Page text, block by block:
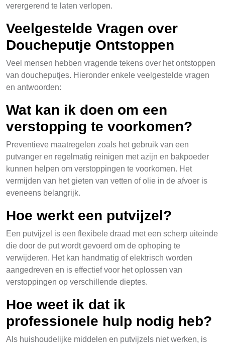
verergerend te laten verlopen.
Veelgestelde Vragen over
Doucheputje Ontstoppen
Veel mensen hebben vragende tekens over het ontstoppen
van doucheputjes. Hieronder enkele veelgestelde vragen
en antwoorden:
Wat kan ik doen om een
verstopping te voorkomen?
Preventieve maatregelen zoals het gebruik van een
putvanger en regelmatig reinigen met azijn en bakpoeder
kunnen helpen om verstoppingen te voorkomen. Het
vermijden van het gieten van vetten of olie in de afvoer is
eveneens belangrijk.
Hoe werkt een putvijzel?
Een putvijzel is een flexibele draad met een scherp uiteinde
die door de put wordt gevoerd om de ophoping te
verwijderen. Het kan handmatig of elektrisch worden
aangedreven en is effectief voor het oplossen van
verstoppingen op verschillende dieptes.
Hoe weet ik dat ik
professionele hulp nodig heb?
Als huishoudelijke middelen en putvijzels niet werken, is